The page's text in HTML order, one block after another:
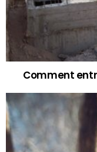
Comment